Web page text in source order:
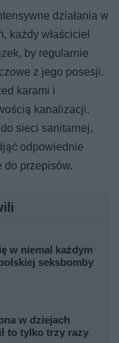
działania w
każdy właściciel
by regularnie
z jego posesji.
karami i
kanalizacji.
sieci sanitarnej,
odpowiednie
do przepisów.
w niemal każdym
seksbomby
w dziejach
to tylko trzy razy